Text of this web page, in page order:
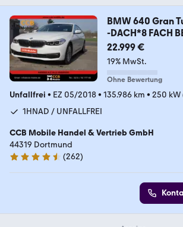
BMW 640 Gran
-DACH*8 FACH
22.999 €
19% MwSt.
Ohne Bewertung
Unfallfrei • EZ 05/2018• 135.986 km • 250 kW
1HNAD / UNFALLFREI
CCB Mobile Handel & Vertrieb GmbH
44319 Dortmund
4.4 Sterne
(262)